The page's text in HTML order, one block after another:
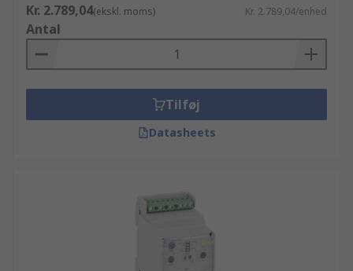
Kr. 2.789,04(ekskl. moms) Kr. 2.789,04/enhed
Antal
Tilføj
Datasheets